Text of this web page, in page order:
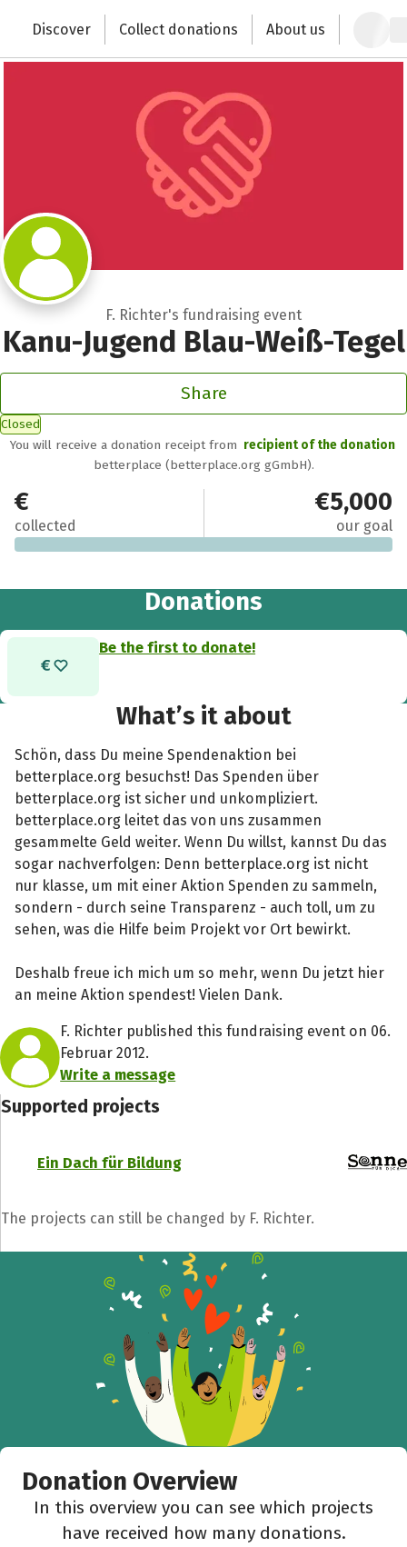
Change the world with your donation
Discover Collect donations About us
F. Richter's fundraising event
Kanu-Jugend Blau-Weiß-Tegel
Share
Closed
You will receive a donation receipt from recipient of the donation
betterplace (betterplace.org gGmbH).
€0
collected
€5,000
our goal
Donations
Be the first to donate!
What’s it about
Schön, dass Du meine Spendenaktion bei
betterplace.org besuchst! Das Spenden über
betterplace.org ist sicher und unkompliziert.
betterplace.org leitet das von uns zusammen
gesammelte Geld weiter. Wenn Du willst, kannst Du das
sogar nachverfolgen: Denn betterplace.org ist nicht
nur klasse, um mit einer Aktion Spenden zu sammeln,
sondern - durch seine Transparenz - auch toll, um zu
sehen, was die Hilfe beim Projekt vor Ort bewirkt.
Deshalb freue ich mich um so mehr, wenn Du jetzt hier
an meine Aktion spendest! Vielen Dank.
F. Richter published this fundraising event on 06.
Februar 2012.
Write a message
Supported projects
Ein Dach für Bildung
The projects can still be changed by F. Richter.
Donation Overview
In this overview you can see which projects
have received how many donations.
Help to collect more donations!
Facebook WhatsApp